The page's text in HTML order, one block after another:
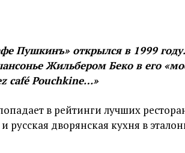
Пушкинъ» открылся в 1999
Жильбером Беко в его
café Pouchkine…»
в рейтинги лучших
русская дворянская кухня в